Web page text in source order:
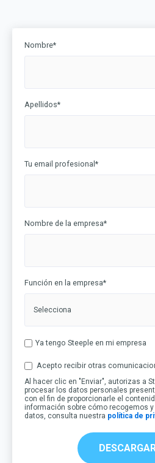
Nombre*
Apellidos*
Tu email profesional *
Nombre de la empresa*
Función en la empresa*
Ya tengo Steeple en mi empresa
Acepto recibir otras
Al hacer clic en "Enviar", autorizas a
procesar los datos personales
con el fin de proporcionarle el
información sobre cómo recogemos
datos, consulta nuestra política de